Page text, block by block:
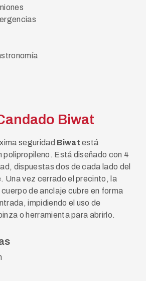
Biwat
seguridad Biwat está
polipropileno. Está diseñado con 4
dispuestas dos de cada lado del
Una vez cerrado el precinto, la
de anclaje cubre en forma
impidiendo el uso de
o herramienta para abrirlo.